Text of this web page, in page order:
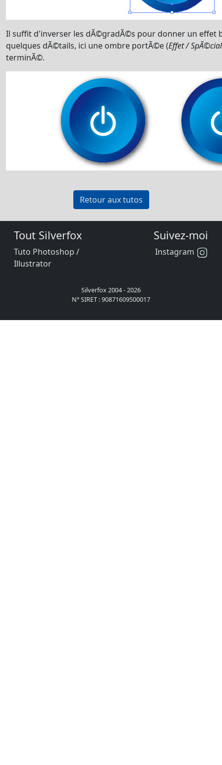
Il suffit d'inverser les dÃ©gradÃ©s pour donner un effet
quelques dÃ©tails, ici une ombre portÃ©e (Effet /
terminÃ©.
Retour aux tutos
Tout Silverfox
Tuto Photoshop /
Illustrator
Suivez-moi
Instagram
Silverfox 2004 - 2026
N° SIRET : 90871609500017